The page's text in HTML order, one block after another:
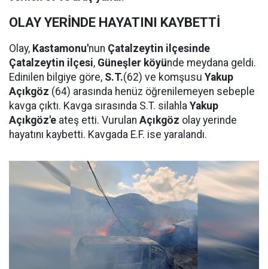
OLAY YERİNDE HAYATINI KAYBETTİ
Olay, Kastamonu'nun Çatalzeytin ilçesinde
Çatalzeytin ilçesi, Güneşler köyünde meydana geldi.
Edinilen bilgiye göre, S.T.(62) ve komşusu Yakup
Açıkgöz (64) arasında henüz öğrenilemeyen sebeple
kavga çıktı. Kavga sırasında S.T. silahla Yakup
Açıkgöz'e ateş etti. Vurulan Açıkgöz olay yerinde
hayatını kaybetti. Kavgada E.F. ise yaralandı.